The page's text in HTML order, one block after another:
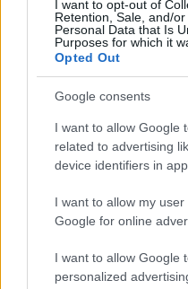
I want to opt-out of
Retention, Sale, and/
Personal Data that Is
Purposes for which it
Opted Out
Google consents
I want to allow Google
related to advertising
device identifiers in
I want to allow my
Google for online
I want to allow Google
personalized
YNWA
16 éve
@fernetstock: ez fájt.
Geolány
Szerencsétlen, hát erről
balszerencse...